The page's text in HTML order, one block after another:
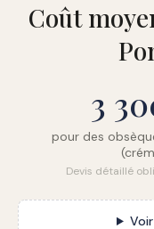
Coût
3
pour des
Devis détaillé